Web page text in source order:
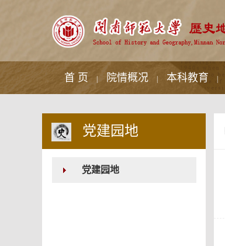
首 页 院情概况 本科教育
党建园地
党建园地